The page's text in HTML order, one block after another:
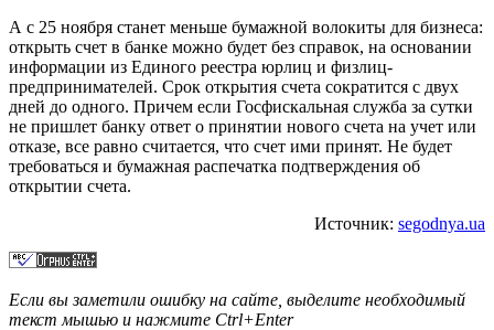
А с 25 ноября станет меньше бумажной волокиты для бизнеса:
открыть счет в банке можно будет без справок, на основании
информации из Единого реестра юрлиц и физлиц-
предпринимателей. Срок открытия счета сократится с двух
дней до одного. Причем если Госфискальная служба за сутки
не пришлет банку ответ о принятии нового счета на учет или
отказе, все равно считается, что счет ими принят. Не будет
требоваться и бумажная распечатка подтверждения об
открытии счета.
Источник: segodnya.ua
Если вы заметили ошибку на сайте, выделите необходимый
текст мышью и нажмите Ctrl+Enter